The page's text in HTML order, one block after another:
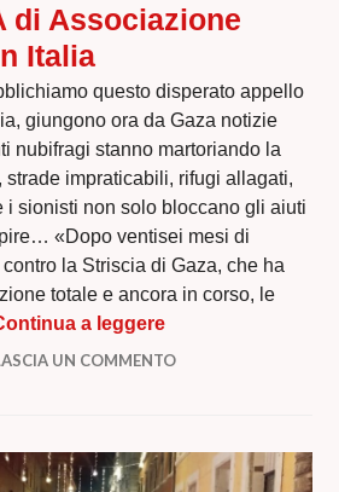
di Associazione
Italia
questo disperato appello
giungono ora da Gaza notizie
nubifragi stanno martoriando la
impraticabili, rifugi allagati,
i sionisti non solo bloccano gli aiuti
«Dopo ventisei mesi di
la Striscia di Gaza, che ha
totale e ancora in corso, le
a leggereS.O.S. GAZA di
UN COMMENTO